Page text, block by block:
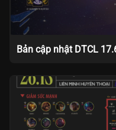
Bản cập nhật DTCL